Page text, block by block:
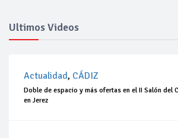
Ultimos Videos
Actualidad, CÁDIZ
Doble de espacio y más ofertas en el II Salón del
en Jerez